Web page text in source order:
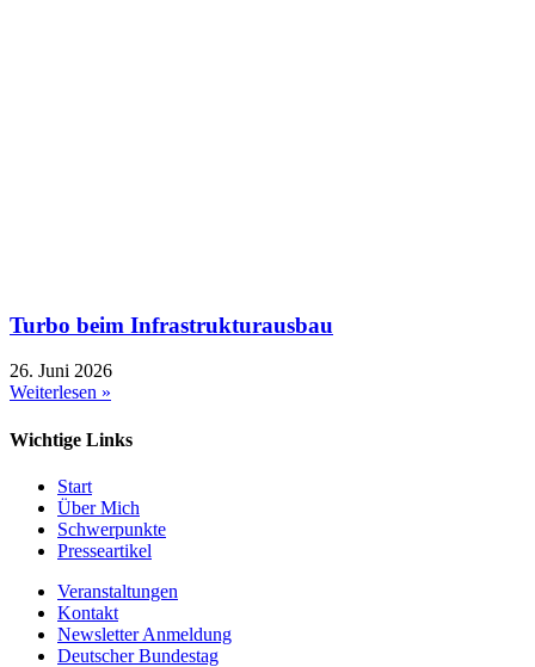
Turbo beim Infrastrukturausbau
26. Juni 2026
Weiterlesen »
Wichtige Links
Start
Über Mich
Schwerpunkte
Presseartikel
Veranstaltungen
Kontakt
Newsletter Anmeldung
Deutscher Bundestag